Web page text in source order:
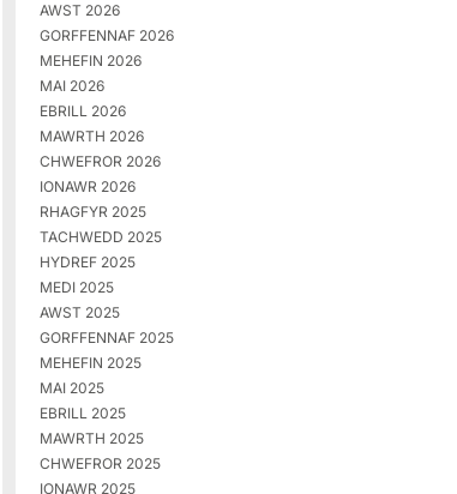
AWST 2026
GORFFENNAF 2026
MEHEFIN 2026
MAI 2026
EBRILL 2026
MAWRTH 2026
CHWEFROR 2026
IONAWR 2026
RHAGFYR 2025
TACHWEDD 2025
HYDREF 2025
MEDI 2025
AWST 2025
GORFFENNAF 2025
MEHEFIN 2025
MAI 2025
EBRILL 2025
MAWRTH 2025
CHWEFROR 2025
IONAWR 2025